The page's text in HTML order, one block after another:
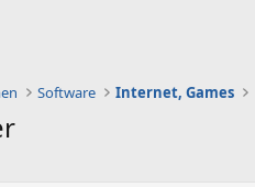
Software Internet, Games